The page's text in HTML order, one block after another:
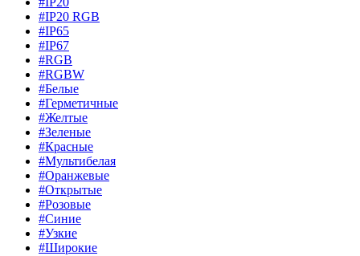
#IP20 RGB
#IP65
#IP67
#RGB
#RGBW
#Белые
#Герметичные
#Желтые
#Зеленые
#Красные
#Мультибелая
#Оранжевые
#Открытые
#Розовые
#Синие
#Узкие
#Широкие